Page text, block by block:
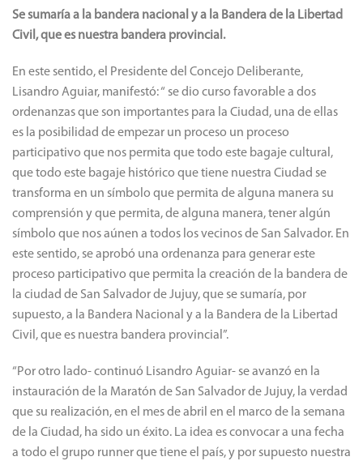
Se sumaría a la bandera nacional y a la Bandera de la Libertad
Civil, que es nuestra bandera provincial.
En este sentido, el Presidente del Concejo Deliberante,
Lisandro Aguiar, manifestó: “ se dio curso favorable a dos
ordenanzas que son importantes para la Ciudad, una de ellas
es la posibilidad de empezar un proceso un proceso
participativo que nos permita que todo este bagaje cultural,
que todo este bagaje histórico que tiene nuestra Ciudad se
transforma en un símbolo que permita de alguna manera su
comprensión y que permita, de alguna manera, tener algún
símbolo que nos aúnen a todos los vecinos de San Salvador. En
este sentido, se aprobó una ordenanza para generar este
proceso participativo que permita la creación de la bandera de
la ciudad de San Salvador de Jujuy, que se sumaría, por
supuesto, a la Bandera Nacional y a la Bandera de la Libertad
Civil, que es nuestra bandera provincial”.
“Por otro lado- continuó Lisandro Aguiar- se avanzó en la
instauración de la Maratón de San Salvador de Jujuy, la verdad
que su realización, en el mes de abril en el marco de la semana
de la Ciudad, ha sido un éxito. La idea es convocar a una fecha
a todo el grupo runner que tiene el país, y por supuesto nuestra